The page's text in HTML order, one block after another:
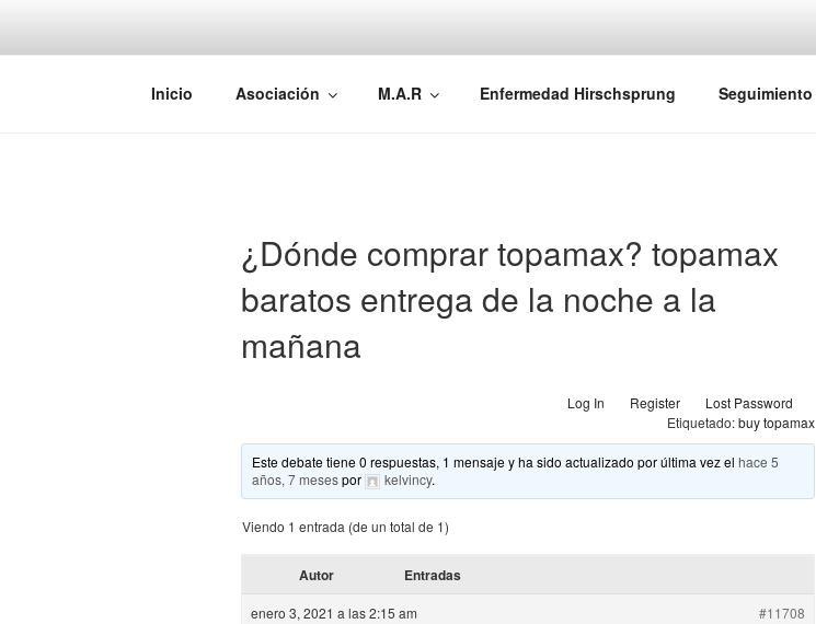
AEMAREH
Asociación Española Malformaciones Ano-Rectales
Inicio Asociación M.A.R Enfermedad Hirschsprung Seguimiento
¿Dónde comprar topamax? topamax
baratos entrega de la noche a la
mañana
Log In Register
Lost Password
Etiquetado:buy topamax
Este debate tiene 0 respuestas, 1 mensaje y ha sido actualizado por última vez elhace 5
años, 7 mesespor kelvincy.
Viendo 1 entrada (de un total de 1)
Autor Entradas
enero 3, 2021 a las 2:15 am #11708